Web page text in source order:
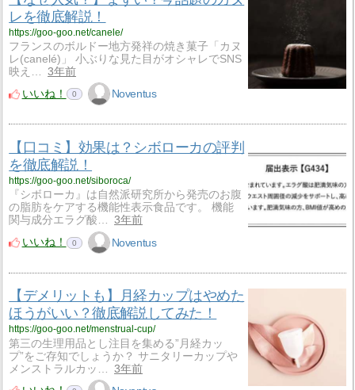
レを徹底解説！
https://goo-goo.net/canele/
フランスのボルドー地方発祥の焼き菓子「カヌ
レ(canelé)」 小ぶりな見た目がオシャレでSNS
映え…
3年前
いいね！
0 Noventus
【口コミ】効果は？シボローカの評判
を徹底解説！
https://goo-goo.net/siboroca/
『シボローカ』は自然派研究所から発売のお腹
の脂肪をケアする機能性表示食品です。 機能
関与成分エラグ酸…
3年前
いいね！
0 Noventus
【デメリットも】月経カップはやめた
ほうがいい？徹底解説してみた！
https://goo-goo.net/menstrual-cup/
第三の生理用品とし注目を集める”月経カッ
プ”をご存知でしょうか？ サニタリーカップや
メンストラルカッ…
3年前